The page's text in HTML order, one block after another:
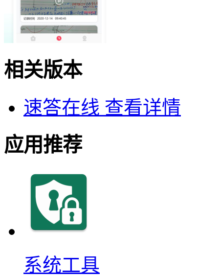
相关版本
速答在线 查看详情
应用推荐
系统工具